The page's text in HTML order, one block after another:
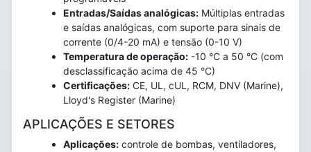
Entradas/Saídas analógicas: Múltiplas entradas
e saídas analógicas, com suporte para sinais de
corrente (0/4-20 mA) e tensão (0-10 V)
Temperatura de operação: -10 °C a 50 °C (com
desclassificação acima de 45 °C)
Certificações: CE, UL, cUL, RCM, DNV (Marine),
Lloyd's Register (Marine)
APLICAÇÕES E SETORES
Aplicações: controle de bombas, ventiladores,